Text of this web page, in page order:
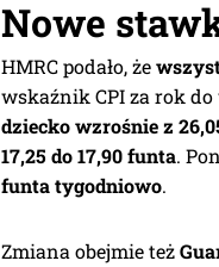
Nowe
HMRC podało, że
wskaźnik CPI za rok do
dziecko wzrośnie z
17,25 do 17,90 funta.
funta tygodniowo.
Zmiana obejmie też